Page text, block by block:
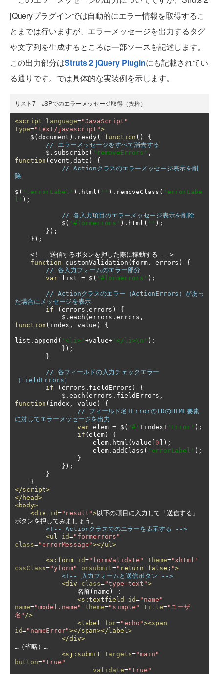
jQueryプラグインでは自動的にエラー情報を取得するこ
とまでは行いますが、エラーメッセージを出力するタグ
や文字列を生成するところは一部ソースを記述します。
この出力部分はStruts 2 jQuery Pluginにも記載されてい
る通りです。では具体的な実装例を示します。
リスト7 JSPでのエラーメッセージ取得（抜粋）
<script language="JavaScript"
type="text/javascript">
    $
( document ). ready( function ()
{
// エラーメッセージをすべて消去する
        $
. subscribe ( 'removeErrors' ,
function ( event , data )
{
// Actionクラスのエラーメッセージ表示を削
除
$ ( '.errorLabel' ). html ( '' ). removeClass ( 'errorLabe
l' );
// 各入力項目のエラーメッセージ表示を削除
            $
( '#formerrors' ). html ( '' );
});
});
<!-- 送信するボタンを押した際に稼動する
-->
function customValidation ( form , errors )
{
// 各入力フォームのエラー部分
var list = $ ( '#formerrors' );
// Actionクラスのエラー（ActionErrors）があっ
た場合にメッセージを表示
if
( errors . errors )
{
            $
. each ( errors . errors ,
function ( index , value ) {
list . append ( '<li>' +value+ '</li>\n' );
});
}
// 各フィールドの入力チェックエラー
（FieldErrors）
if
( errors . fieldErrors )
{
            $
. each ( errors . fieldErrors ,
function ( index , value )
{
// フィールド名+ErrorのIDのHTML要素
に対してエラーメッセージを出力
var elem = $ ( '#' +index+ 'Error' );
if ( elem )
{
                    elem
. html ( value 0 ]);
                    elem
. addClass ( 'errorLabel' );
}
});
}
}
</script>
</head>
<body>
<div
id="result">以下の項目に入力して「送信する」
ボタンを押してみましょう。
<!-- Actionクラスでのエラーを表示する -->
<ul
id="formerrors"
class="errorMessage"></ul>
<s:form id="formValidate" theme="xhtml"
cssClass="yform" onsubmit=" return false ; ">
<!-- 入力フォームと送信ボタン -->
<div
class="type-text">
<s:textfield
id="name"
name="model.name" theme="simple" title="ユーザ
名" />
<label
for="echo"><span
id="nameError"></span></label>
</div>
…（省略）…
<sj:submit targets="main"
button="true"
validate="true"